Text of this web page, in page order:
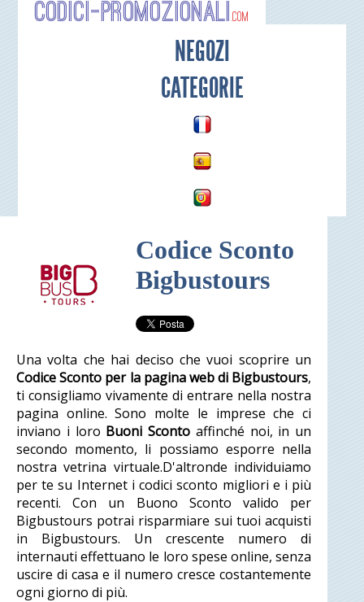
Codici-
NEGOZI
CATEGORIE
Codice Sconto
Bigbustours
Una volta che hai deciso che vuoi scoprire un
Codice Sconto per la pagina web di Bigbustours,
ti consigliamo vivamente di entrare nella nostra
pagina online. Sono molte le imprese che ci
inviano i loro Buoni Sconto affinché noi, in un
secondo momento, li possiamo esporre nella
nostra vetrina virtuale.D'altronde individuiamo
per te su Internet i codici sconto migliori e i più
recenti. Con un Buono Sconto valido per
Bigbustours potrai risparmiare sui tuoi acquisti
in Bigbustours. Un crescente numero di
internauti effettuano le loro spese online, senza
uscire di casa e il numero cresce costantemente
ogni giorno di più.